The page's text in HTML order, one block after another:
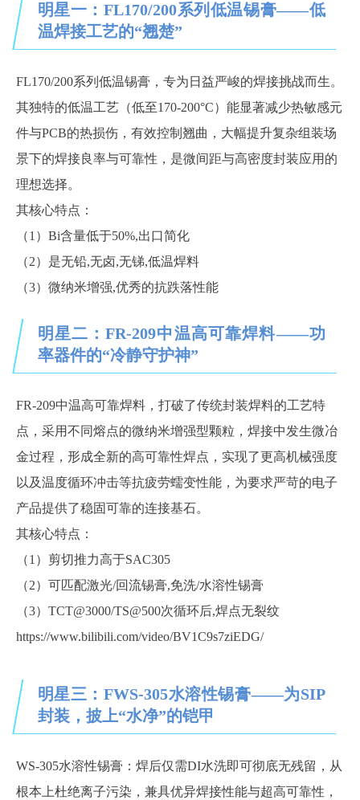
明星一：FL170/200系列低温锡膏——低
温焊接工艺的“翘楚”
FL170/200系列低温锡膏，专为日益严峻的焊接挑战而生。
其独特的低温工艺（低至170-200°C）能显著减少热敏感元
件与PCB的热损伤，有效控制翘曲，大幅提升复杂组装场
景下的焊接良率与可靠性，是微间距与高密度封装应用的
理想选择。
其核心特点：
（1）Bi含量低于50%,出口简化
（2）是无铅,无卤,无锑,低温焊料
（3）微纳米增强,优秀的抗跌落性能
明星二：FR-209中温高可靠焊料——功
率器件的“冷静守护神”
FR-209中温高可靠焊料，打破了传统封装焊料的工艺特
点，采用不同熔点的微纳米增强型颗粒，焊接中发生微冶
金过程，形成全新的高可靠性焊点，实现了更高机械强度
以及温度循环冲击等抗疲劳蠕变性能，为要求严苛的电子
产品提供了稳固可靠的连接基石。
其核心特点：
（1）剪切推力高于SAC305
（2）可匹配激光/回流锡膏,免洗/水溶性锡膏
（3）TCT@3000/TS@500次循环后,焊点无裂纹
https://www.bilibili.com/video/BV1C9s7ziEDG/
明星三：FWS-305水溶性锡膏——为SIP
封装，披上“水净”的铠甲
WS-305水溶性锡膏：焊后仅需DI水洗即可彻底无残留，从
根本上杜绝离子污染，兼具优异焊接性能与超高可靠性，